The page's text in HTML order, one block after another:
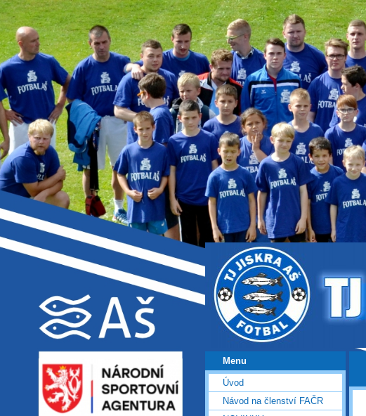
Menu
Úvod
Návod na členství FAČR